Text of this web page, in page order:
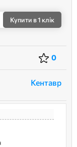
Купити в 1 клік
0
Кентавр